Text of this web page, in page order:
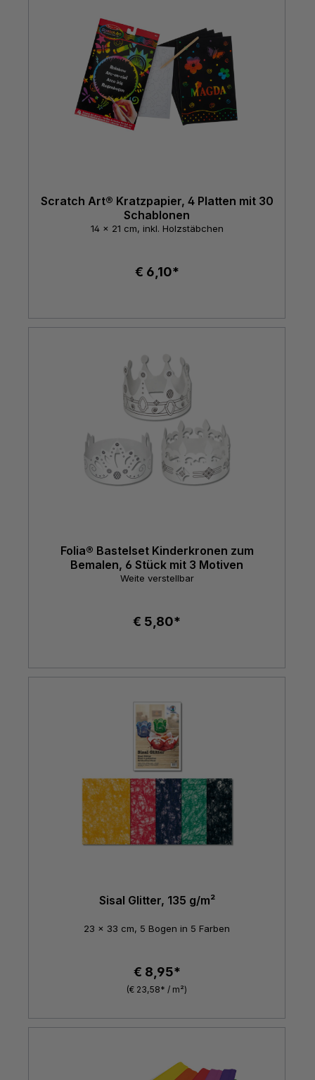
Scratch Art® Kratzpapier, 4 Platten mit 30
Schablonen
14 x 21 cm, inkl. Holzstäbchen
€ 6,10*
Folia® Bastelset Kinderkronen zum
Bemalen, 6 Stück mit 3 Motiven
Weite verstellbar
€ 5,80*
Sisal Glitter, 135 g/m²
23 x 33 cm, 5 Bogen in 5 Farben
€ 8,95*
(€ 23,58* / m²)